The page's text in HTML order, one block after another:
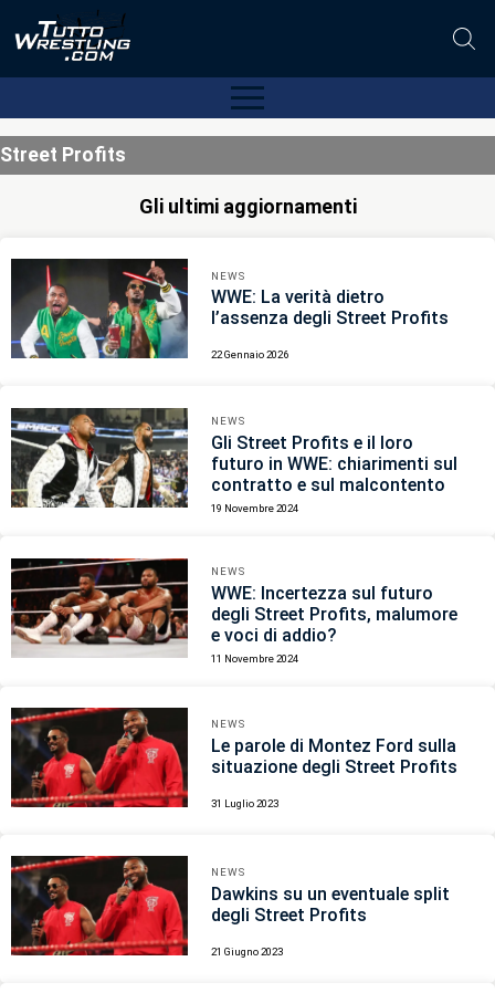
Street Profits
Gli ultimi aggiornamenti
NEWS
WWE: La verità dietro
l’assenza degli Street Profits
22 Gennaio 2026
NEWS
Gli Street Profits e il loro
futuro in WWE: chiarimenti sul
contratto e sul malcontento
19 Novembre 2024
NEWS
WWE: Incertezza sul futuro
degli Street Profits, malumore
e voci di addio?
11 Novembre 2024
NEWS
Le parole di Montez Ford sulla
situazione degli Street Profits
31 Luglio 2023
NEWS
Dawkins su un eventuale split
degli Street Profits
21 Giugno 2023